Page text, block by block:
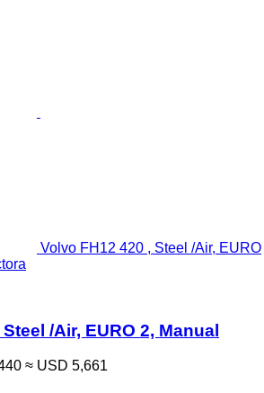
Volvo FH12 420 , Steel /Air, EURO
/Air, EURO 2, Manual
≈ USD 5,661